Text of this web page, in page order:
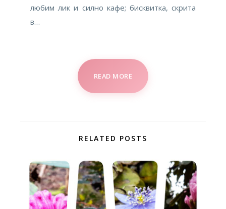
любим лик и силно кафе; бисквитка, скрита
в…
READ MORE
RELATED POSTS